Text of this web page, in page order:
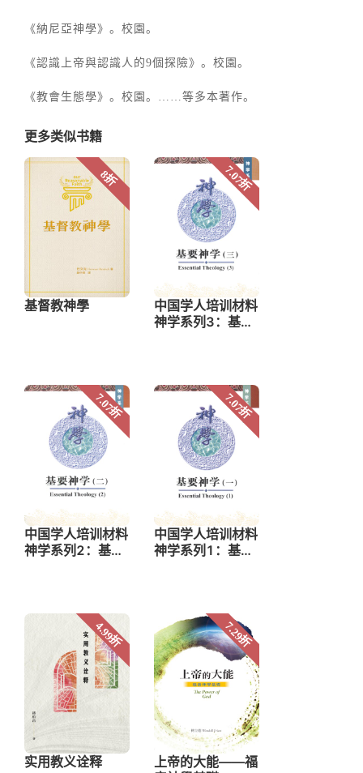
《納尼亞神學》。校園。
《認識上帝與認識人的9個探險》。校園。
《教會生態學》。校園。……等多本著作。
更多类似书籍